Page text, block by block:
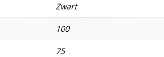
Zwart
100
75